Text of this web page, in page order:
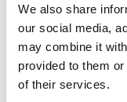
We also share
our social media,
may combine it
provided to them
of their services.
À Qusra, les
accompagnés
faz3a. Leur
de la récolte. Il y
américano-turque